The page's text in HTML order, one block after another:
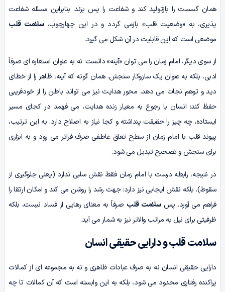
همان گسست را بازتولید کند و شفاعت را پس بزند. بنابراین مسئله شفاعت
پذیری، به «وضعیت قلب» بازمی گردد و در این چهارچوب،سلامت قلب
موضعی است که این قابلیت در آن شکل می گیرد.
از سوی دیگر، امام زمان را می توان «آینه» دانست؛ نه به عنوان استعاره ای صرفاً
ادبی، بلکه به عنوان یک سازوکار سنجش. همان گونه که آینه، ظاهر را از خطای
دید و توهم نجات می دهد، محور هدایت نیز می تواند باطن را از خودفریبی
حفظ کند: انسان با رجوع به معیار زنده هدایت، می فهمد در کجای مسیر
ایستاده، چه چیز را حقیقت پنداشته و کجا نیاز به اصلاح دارد. به این ترتیب،
پیوند قلب با امام زمان از سطح تعلق عاطفی صرف فراتر می رود و به ابزاری
برای سنجش و تصحیح تبدیل می شود.
در نتیجه، رابطه درست با امام زمان فقط نقش سلبی ندارد (یعنی جلوگیری از
سقوط)، بلکه نقش ایجابی نیز دارد: جهت رشد را روشن می کند و امکان ارتقا را
فراهم می آورد. پسسلامت قلب صرفاً به معنای رهایی از فساد نیست، بلکه
ظرفیتی برای نیل به مراتب والاتر نیز به شمار می آید.
سلامت قلب و دارایی حقیقی انسان
دارایی حقیقی انسان نه به صرف عبادات ظاهری و نه به مجموعه ای از کمالات
پراکنده رفتاری محدود می شود، بلکه به این وابسته است که آن کمالات تا چه